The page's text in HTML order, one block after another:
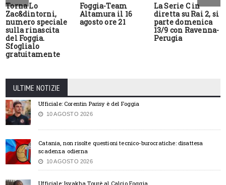
Torna Lo
Zac&dintorni,
numero speciale
sulla rinascita
del Foggia.
Sfoglialo
gratuitamente
Foggia-Team
Altamura il 16
agosto ore 21
La Serie C in
diretta su Rai 2, si
parte domenica
13/9 con Ravenna-
Perugia
ULTIME NOTIZIE
Ufficiale: Corentin Parisy è del Foggia
10 AGOSTO 2026
Catania, non risolte questioni tecnico-burocratiche: disattesa
scadenza odierna
10 AGOSTO 2026
Ufficiale: Isyakha Tourè al Calcio Foggia